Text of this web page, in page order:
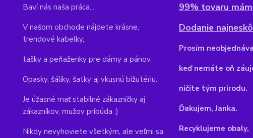
Baví nás naša práca...
V našom obchode nájdete krásne,
trendové kabelky,
tašky a peňaženky pre dámy a pánov.
Opasky, šáliky, šatky aj vkusnú bižutériu.
Je úžasné mať stabilné zákazníčky aj
zákazníkov, mužov pribúda :)
Nikdy nevyhoviete všetkým, ale veľmi sa
99% tovaru
Dodanie
Prosím
keď nemáte oň
ničíte tým prírodu.
Ďakujem, Janka.
Recyklujeme obaly,